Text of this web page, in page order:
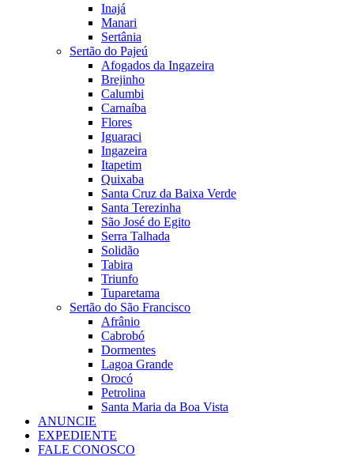
Inajá
Manari
Sertânia
Sertão do Pajeú
Afogados da Ingazeira
Brejinho
Calumbi
Carnaíba
Flores
Iguaraci
Ingazeira
Itapetim
Quixaba
Santa Cruz da Baixa Verde
Santa Terezinha
São José do Egito
Serra Talhada
Solidão
Tabira
Triunfo
Tuparetama
Sertão do São Francisco
Afrânio
Cabrobó
Dormentes
Lagoa Grande
Orocó
Petrolina
Santa Maria da Boa Vista
ANUNCIE
EXPEDIENTE
FALE CONOSCO